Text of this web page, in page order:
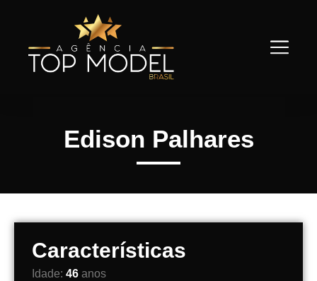
Edison Palhares
Características
Idade: 46 anos